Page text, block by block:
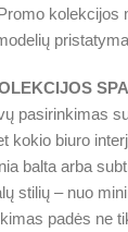
kolekcijos
pasirinkimas
kokio biuro
balta arba
stilių – nuo
padės ne